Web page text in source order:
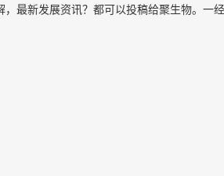
最新发展资讯？都可以投稿给聚生物。一